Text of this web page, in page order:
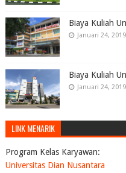
Biaya Kuliah
Januari 24, 2019
Biaya Kuliah
Januari 24, 2019
LINK MENARIK
Program Kelas Karyawan:
Universitas Dian Nusantara